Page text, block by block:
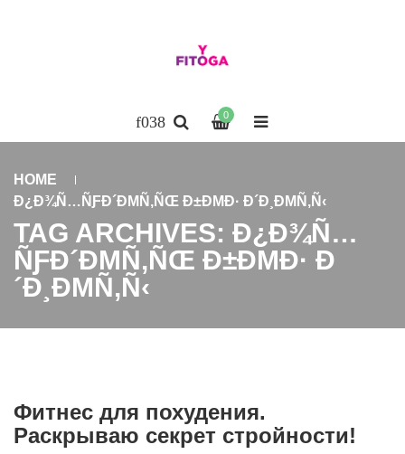
0
HOME
Ð¿Ð¾Ñ…ÑƑÐ´ÐΜÑ‚ÑŒ Ð±ÐΜÐ· Ð´Ð¸ÐΜÑ‚Ñ‹
TAG ARCHIVES: Ð¿Ð¾Ñ…
ÑƑÐ´ÐΜÑ‚ÑŒ Ð±ÐΜÐ· Ð
´Ð¸ÐΜÑ‚Ñ‹
Фитнес для похудения.
Раскрываю секрет стройности!